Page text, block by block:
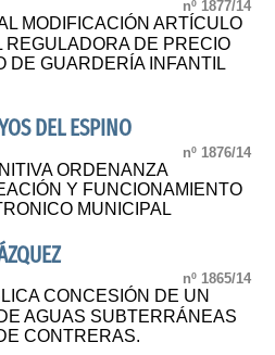
nº 1877/14
MODIFICACIÓN ARTÍCULO
DE PRECIO
DE GUARDERÍA INFANTIL
DEL ESPINO
nº 1876/14
ORDENANZA
Y FUNCIONAMIENTO
MUNICIPAL
nº 1865/14
CONCESIÓN DE UN
AGUAS SUBTERRÁNEAS
CONTRERAS.